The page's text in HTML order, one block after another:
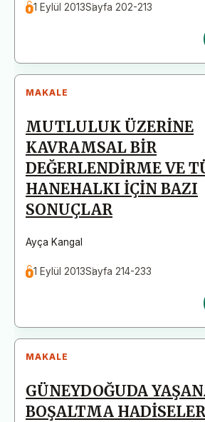
1 Eylül 2013Sayfa 202-213
MAKALE
MUTLULUK ÜZERİNE
KAVRAMSAL BİR
DEĞERLENDİRME VE
HANEHALKI İÇİN BAZI
SONUÇLAR
Ayça Kangal
1 Eylül 2013Sayfa 214-233
MAKALE
GÜNEYDOĞUDA
BOŞALTMA